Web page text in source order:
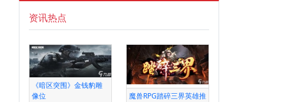
资讯热点
《暗区突围》金钱豹雕
像位
魔兽RPG踏碎三界英雄推